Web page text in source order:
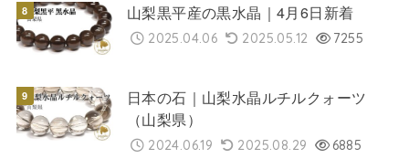
山梨黒平産の黒水晶｜4月6日新着
2025.04.06 2025.05.12 7255
日本の石｜山梨水晶ルチルクォーツ
（山梨県）
2024.06.19 2025.08.29 6885